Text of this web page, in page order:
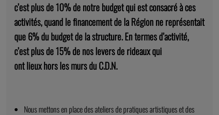
c’est plus de 10% de notre budget qui est consacré à ces
activités, quand le financement de la Région ne représentait
que 6% du budget de la structure. En termes d’activité,
c’est plus de 15% de nos levers de rideaux qui
ont lieux hors les murs du C.D.N.
Nous mettons en place des ateliers de pratiques artistiques et des